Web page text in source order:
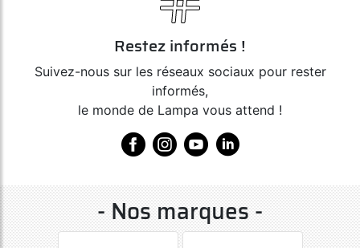
Restez informés !
Suivez-nous sur les réseaux sociaux pour rester
informés,
le monde de Lampa vous attend !
- Nos marques -